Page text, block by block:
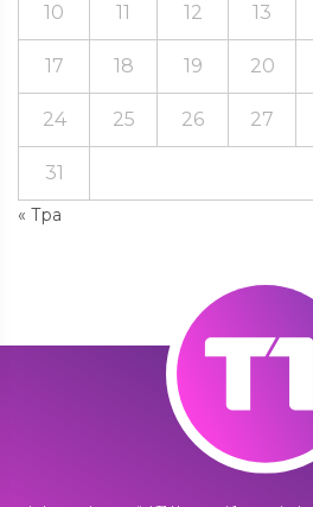
« Тра
10 11 12 13
17 18 19 20
24 25 26 27
31